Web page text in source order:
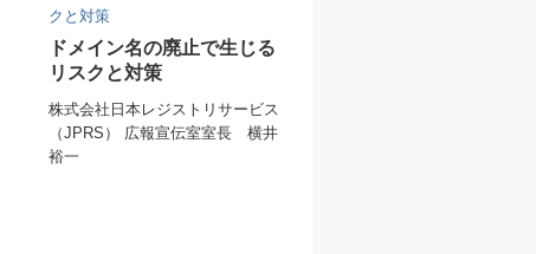
ドメイン名の廃止で生じる
リスクと対策
株式会社日本レジストリサービス
（JPRS） 広報宣伝室室長 横井
裕一